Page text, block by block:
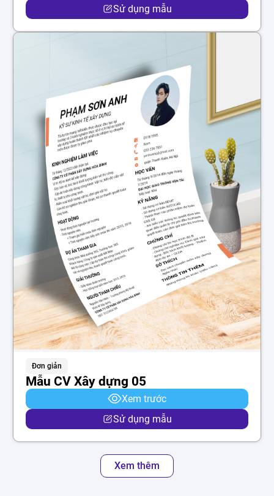
Sử dụng mẫu
Đơn giản
Mẫu CV Xây dựng 05
Xem trước
Sử dụng mẫu
Xem thêm